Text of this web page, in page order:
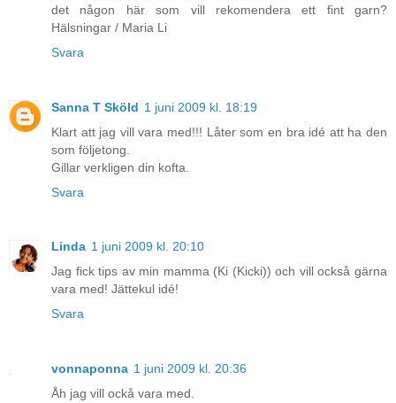
det någon här som vill rekomendera ett fint garn?
Hälsningar / Maria Li
Svara
Sanna T Sköld 1 juni 2009 kl. 18:19
Klart att jag vill vara med!!! Låter som en bra idé att ha den
som följetong.
Gillar verkligen din kofta.
Svara
Linda 1 juni 2009 kl. 20:10
Jag fick tips av min mamma (Ki (Kicki)) och vill också gärna
vara med! Jättekul idé!
Svara
vonnaponna 1 juni 2009 kl. 20:36
Åh jag vill ockå vara med.